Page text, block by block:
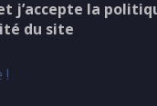
j’accepte la
du site